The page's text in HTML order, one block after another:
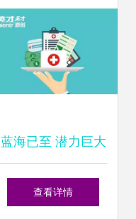
蓝海已至 潜力巨大
的医疗服务市场进
查看详情